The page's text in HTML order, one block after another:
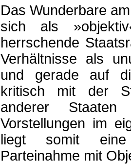
Das Wunderbare
sich als
herrschende
Verhältnisse als
und gerade auf
kritisch mit der
anderer
Vorstellungen im
liegt somit eine
Parteinahme mit